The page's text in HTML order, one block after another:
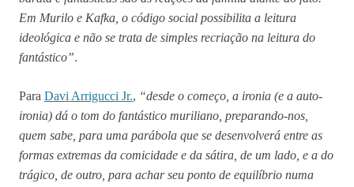
Em Murilo e Kafka, o código social possibilita a leitura
ideológica e não se trata de simples recriação na leitura do
fantástico”.
Para Davi Arrigucci Jr., “desde o começo, a ironia (e a auto-
ironia) dá o tom do fantástico muriliano, preparando-nos,
quem sabe, para uma parábola que se desenvolverá entre as
formas extremas da comicidade e da sátira, de um lado, e a do
trágico, de outro, para achar seu ponto de equilíbrio numa